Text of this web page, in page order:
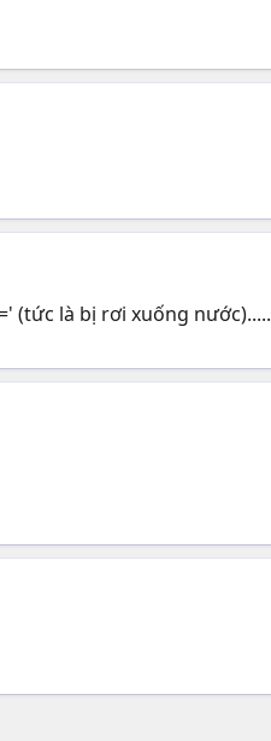
(tức là bị rơi xuống nước).....